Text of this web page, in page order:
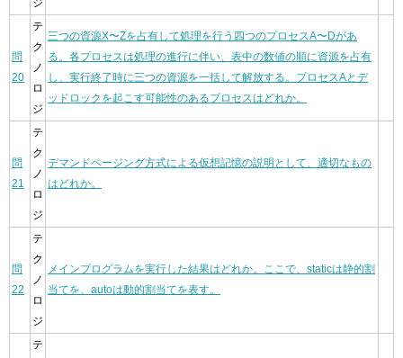
ジ
問
20
テ
ク
ノ
ロ
ジ
三つの資源X〜Zを占有して処理を行う四つのプロセスA〜Dがあ
る。各プロセスは処理の進行に伴い、表中の数値の順に資源を占有
し、実行終了時に三つの資源を一括して解放する。プロセスAとデ
ッドロックを起こす可能性のあるプロセスはどれか。
問
21
テ
ク
ノ
ロ
ジ
デマンドページング方式による仮想記憶の説明として、適切なもの
はどれか。
問
22
テ
ク
ノ
ロ
ジ
メインプログラムを実行した結果はどれか。ここで、staticは静的割
当てを、autoは動的割当てを表す。
テ